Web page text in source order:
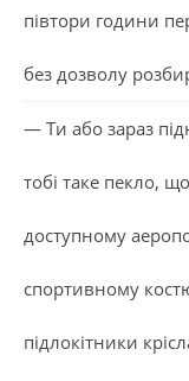
півтори години
без дозволу
— Ти або зараз
тобі таке пекло,
доступному
спортивному
підлокітники